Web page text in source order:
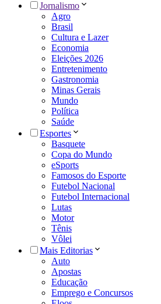
Jornalismo
Agro
Brasil
Cultura e Lazer
Economia
Eleições 2026
Entretenimento
Gastronomia
Minas Gerais
Mundo
Política
Saúde
Esportes
Basquete
Copa do Mundo
eSports
Famosos do Esporte
Futebol Nacional
Futebol Internacional
Lutas
Motor
Tênis
Vôlei
Mais Editorias
Auto
Apostas
Educação
Emprego e Concursos